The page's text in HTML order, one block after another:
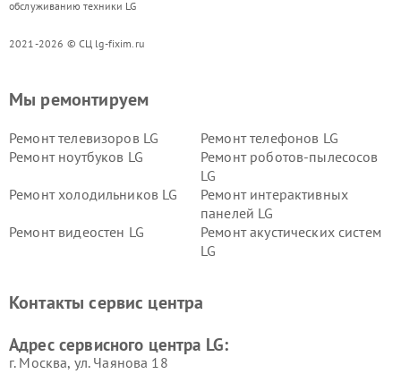
обслуживанию техники LG
2021-2026 © СЦ lg-fixim.ru
Мы ремонтируем
Ремонт телевизоров LG
Ремонт телефонов LG
Ремонт ноутбуков LG
Ремонт роботов-пылесосов
LG
Ремонт холодильников LG
Ремонт интерактивных
панелей LG
Ремонт видеостен LG
Ремонт акустических систем
LG
Ремонт морозильных камер
Ремонт вертикальных
Контакты сервис центра
Адрес сервисного центра LG:
г. Москва, ул. Чаянова 18